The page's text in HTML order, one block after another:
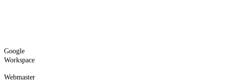
Google
Workspace
Webmaster